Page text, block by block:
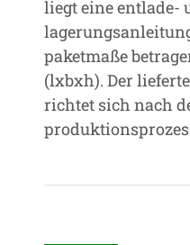
liegt eine entlade-
paketmaße
(lxbxh). Der
richtet sich nach